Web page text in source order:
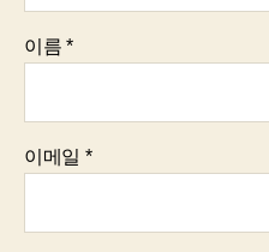
이름*
이메일 *